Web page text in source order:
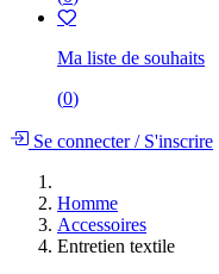
Ma liste de souhaits
(0)
Se connecter/S'inscrire
Homme
Accessoires
Entretien textile